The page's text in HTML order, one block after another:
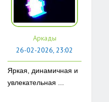
Аркады
26-02-2026, 23:02
Яркая, динамичная и
увлекательная ...